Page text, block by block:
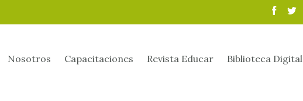
Nosotros Capacitaciones Revista Educar Biblioteca Digital